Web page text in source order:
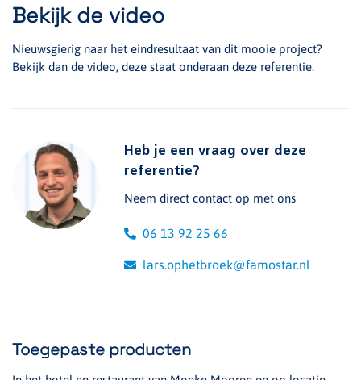
Bekijk de video
Nieuwsgierig naar het eindresultaat van dit mooie project?
Bekijk dan de video, deze staat onderaan deze referentie.
Heb je een vraag over deze
referentie?
Neem direct contact op met ons
06 13 92 25 66
lars.ophetbroek@famostar.nl
Toegepaste producten